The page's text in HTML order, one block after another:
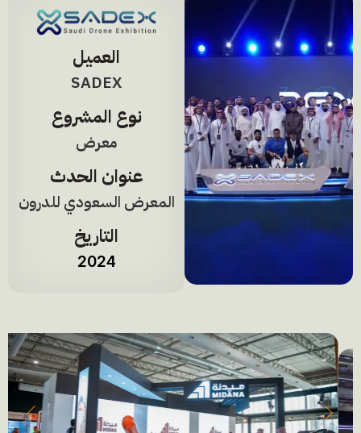
العميل
SADEX
نوع المشروع
معرض
عنوان الحدث
المعرض السعودي للدرون
التاريخ
2024